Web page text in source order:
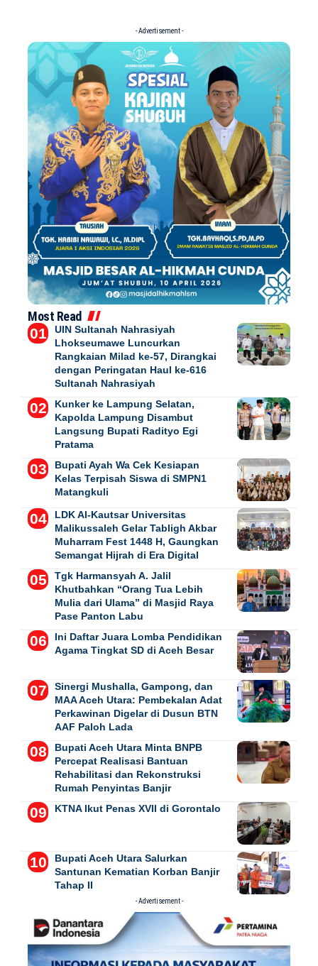
- Advertisement -
Most Read
UIN Sultanah Nahrasiyah
Lhokseumawe Luncurkan
Rangkaian Milad ke-57, Dirangkai
dengan Peringatan Haul ke-616
Sultanah Nahrasiyah
Kunker ke Lampung Selatan,
Kapolda Lampung Disambut
Langsung Bupati Radityo Egi
Pratama
Bupati Ayah Wa Cek Kesiapan
Kelas Terpisah Siswa di SMPN1
Matangkuli
LDK Al-Kautsar Universitas
Malikussaleh Gelar Tabligh Akbar
Muharram Fest 1448 H, Gaungkan
Semangat Hijrah di Era Digital
Tgk Harmansyah A. Jalil
Khutbahkan “Orang Tua Lebih
Mulia dari Ulama” di Masjid Raya
Pase Panton Labu
Ini Daftar Juara Lomba Pendidikan
Agama Tingkat SD di Aceh Besar
Sinergi Mushalla, Gampong, dan
MAA Aceh Utara: Pembekalan Adat
Perkawinan Digelar di Dusun BTN
AAF Paloh Lada
Bupati Aceh Utara Minta BNPB
Percepat Realisasi Bantuan
Rehabilitasi dan Rekonstruksi
Rumah Penyintas Banjir
KTNA Ikut Penas XVII di Gorontalo
Bupati Aceh Utara Salurkan
Santunan Kematian Korban Banjir
Tahap II
- Advertisement -